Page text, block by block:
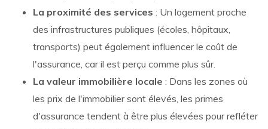
La proximité des services : Un logement proche
des infrastructures publiques (écoles, hôpitaux,
transports) peut également influencer le coût de
l'assurance, car il est perçu comme plus sûr.
La valeur immobilière locale : Dans les zones où
les prix de l'immobilier sont élevés, les primes
d'assurance tendent à être plus élevées pour refléter